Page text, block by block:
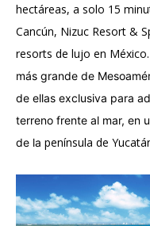
hectáreas, a solo 15
Cancún, Nizuc Resort &
resorts de lujo en
más grande de
de ellas exclusiva para
terreno frente al mar, en
de la península de